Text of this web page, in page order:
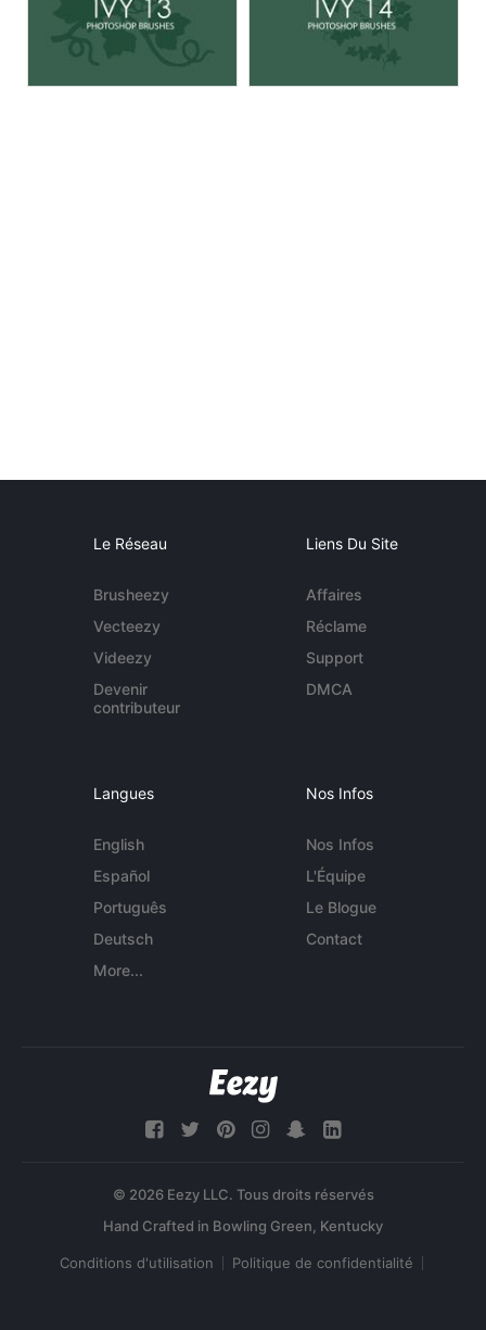
Le Réseau
Brusheezy
Vecteezy
Videezy
Devenir
contributeur
Liens Du Site
Affaires
Réclame
Support
DMCA
Langues
English
Español
Português
Deutsch
More...
Nos Infos
Nos Infos
L'Équipe
Le Blogue
Contact
© 2026 Eezy LLC. Tous droits réservés
Conditions d'utilisation Politique de confidentialité